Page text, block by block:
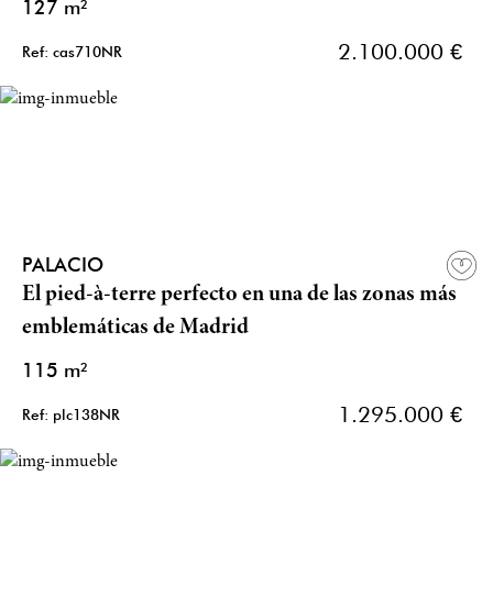
127 m²
Ref: cas710NR 2.100.000 €
PALACIO
El pied-à-terre perfecto en una de las zonas más
emblemáticas de Madrid
115 m²
Ref: plc138NR 1.295.000 €